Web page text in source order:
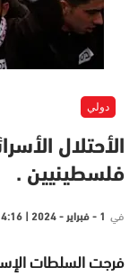
دولي
الأحتلال
فلسطينيين .
في 1 - فبراير - 2024 | 14:16 مساءً
فرجت السلطات